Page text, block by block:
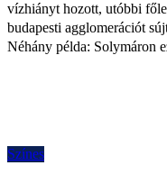
vízhiányt hozott, utóbbi
budapesti agglomerációt
Néhány példa: Solymáron
Színes